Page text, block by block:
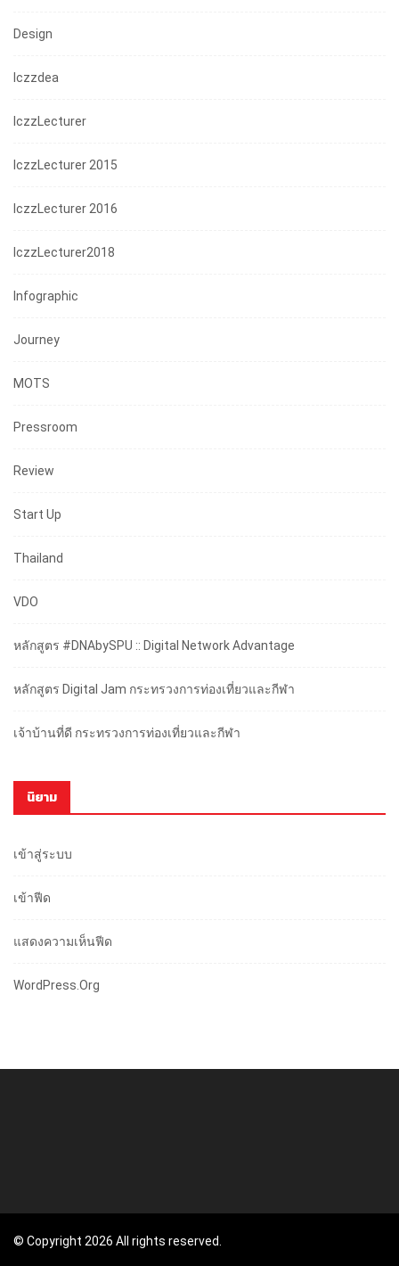
Design
Iczzdea
IczzLecturer
IczzLecturer 2015
IczzLecturer 2016
IczzLecturer2018
Infographic
Journey
MOTS
Pressroom
Review
Start Up
Thailand
VDO
หลักสูตร #DNAbySPU :: Digital Network Advantage
หลักสูตร Digital Jam กระทรวงการท่องเที่ยวและกีฬา
เจ้าบ้านที่ดี กระทรวงการท่องเที่ยวและกีฬา
นิยาม
เข้าสู่ระบบ
เข้าฟีด
แสดงความเห็นฟีด
WordPress.org
© Copyright 2026 All rights reserved.